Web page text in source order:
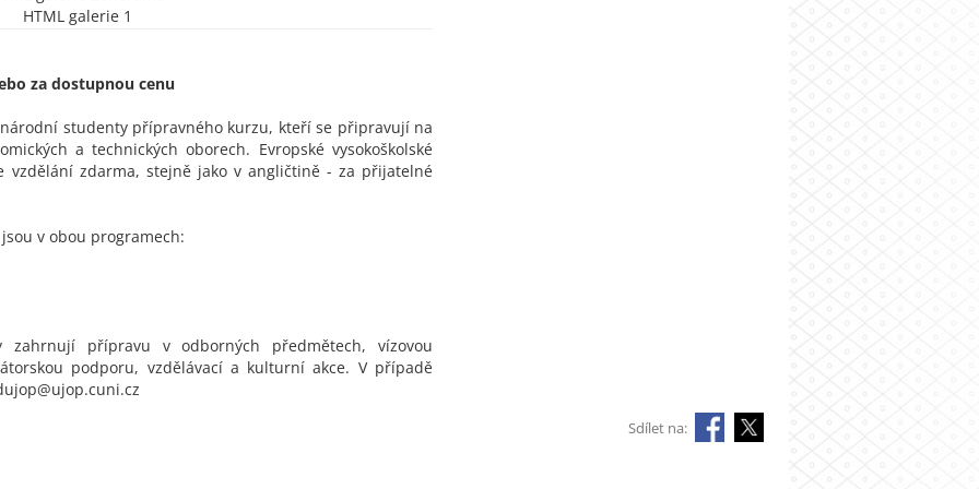
HTML galerie 1
za dostupnou cenu
studenty přípravného kurzu, kteří se připravují na
a technických oborech. Evropské vysokoškolské
vzdělání zdarma, stejně jako v angličtině - za přijatelné
v obou programech:
zahrnují přípravu v odborných předmětech, vízovou
podporu, vzdělávací a kulturní akce. V případě
Sdílet na: